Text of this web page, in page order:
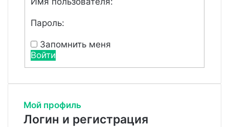
Пароль:
Запомнить меня
Войти
Мой профиль
Логин и регистрация